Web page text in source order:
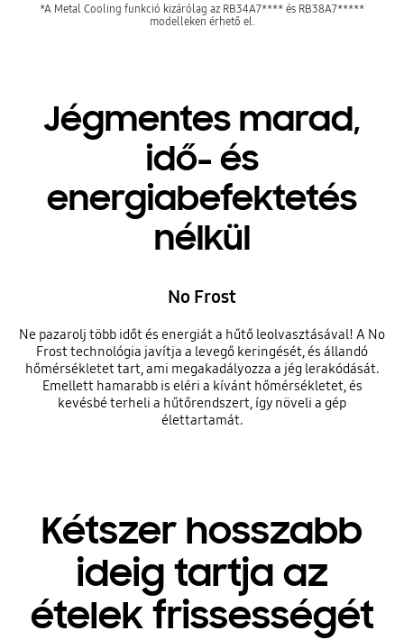
*A Metal Cooling funkció kizárólag az RB34A7**** és RB38A7*****
modelleken érhető el.
Jégmentes marad,
idő- és
energiabefektetés
nélkül
No Frost
Ne pazarolj több időt és energiát a hűtő leolvasztásával! A No
Frost technológia javítja a levegő keringését, és állandó
hőmérsékletet tart, ami megakadályozza a jég lerakódását.
Emellett hamarabb is eléri a kívánt hőmérsékletet, és
kevésbé terheli a hűtőrendszert, így növeli a gép
élettartamát.
Kétszer hosszabb
ideig tartja az
ételek frissességét